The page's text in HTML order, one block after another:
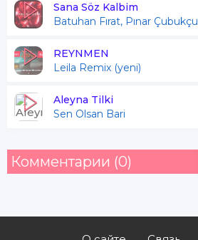
Sana Söz Kalbim
Batuhan Fırat, Pınar Çubukçu
REYNMEN
Leila Remix (yeni)
Aleyna Tilki
Sen Olsan Bari
Комментарии (0)